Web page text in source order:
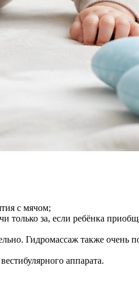
с мячом;
только за, если ребёнка
Гидромассаж также очень
аппарата.